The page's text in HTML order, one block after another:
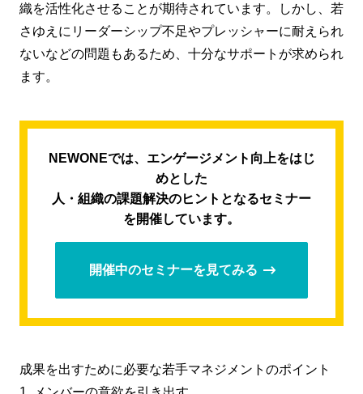
織を活性化させることが期待されています。しかし、若
さゆえにリーダーシップ不足やプレッシャーに耐えられ
ないなどの問題もあるため、十分なサポートが求められ
ます。
NEWONEでは、エンゲージメント向上をはじ
めとした
人・組織の課題解決のヒントとなるセミナー
を開催しています。
開催中のセミナーを見てみる
成果を出すために必要な若手マネジメントのポイント